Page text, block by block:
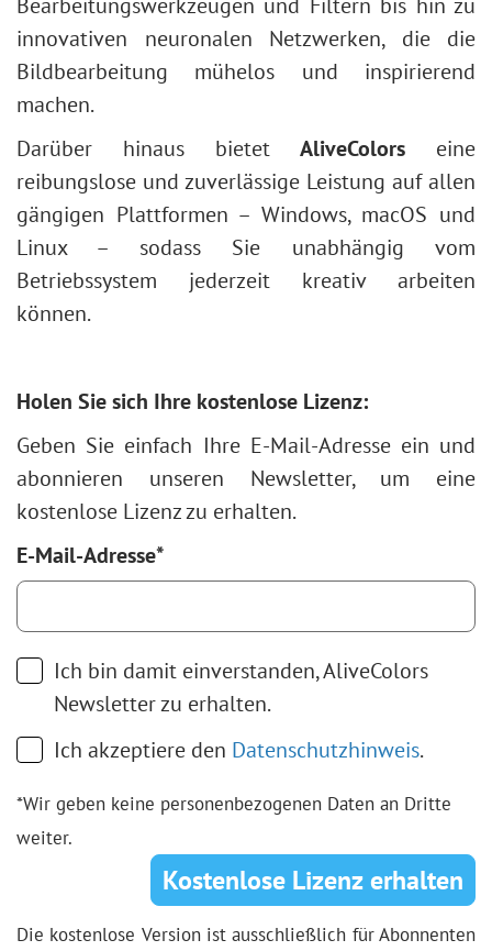
Bearbeitungswerkzeugen und Filtern bis hin zu
innovativen neuronalen Netzwerken, die die
Bildbearbeitung mühelos und inspirierend
machen.
Darüber hinaus bietetAliveColors eine
reibungslose und zuverlässige Leistung auf allen
gängigen Plattformen – Windows, macOS und
Linux – sodass Sie unabhängig vom
Betriebssystem jederzeit kreativ arbeiten
können.
Holen Sie sich Ihre kostenlose Lizenz:
Geben Sie einfach Ihre E-Mail-Adresse ein und
abonnieren unseren Newsletter, um eine
kostenlose Lizenz zu erhalten.
E-Mail-Adresse*
Ich bin damit einverstanden, AliveColors
Newsletter zu erhalten.
Ich akzeptiere den Datenschutzhinweis.
*Wir geben keine personenbezogenen Daten an Dritte
weiter.
Kostenlose Lizenz erhalten
Die kostenlose Version ist ausschließlich für Abonnenten